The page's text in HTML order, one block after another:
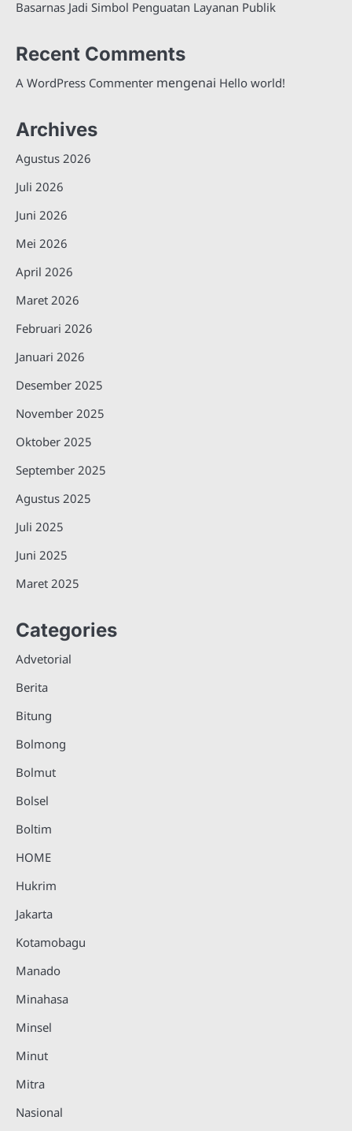
Basarnas Jadi Simbol Penguatan Layanan Publik
Recent Comments
A WordPress Commenter mengenai Hello world!
Archives
Agustus 2026
Juli 2026
Juni 2026
Mei 2026
April 2026
Maret 2026
Februari 2026
Januari 2026
Desember 2025
November 2025
Oktober 2025
September 2025
Agustus 2025
Juli 2025
Juni 2025
Maret 2025
Categories
Advetorial
Berita
Bitung
Bolmong
Bolmut
Bolsel
Boltim
HOME
Hukrim
Jakarta
Kotamobagu
Manado
Minahasa
Minsel
Minut
Mitra
Nasional